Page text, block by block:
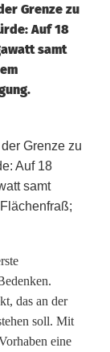
Grenze zu
Auf 18
samt
das an der
soll. Mit
eine